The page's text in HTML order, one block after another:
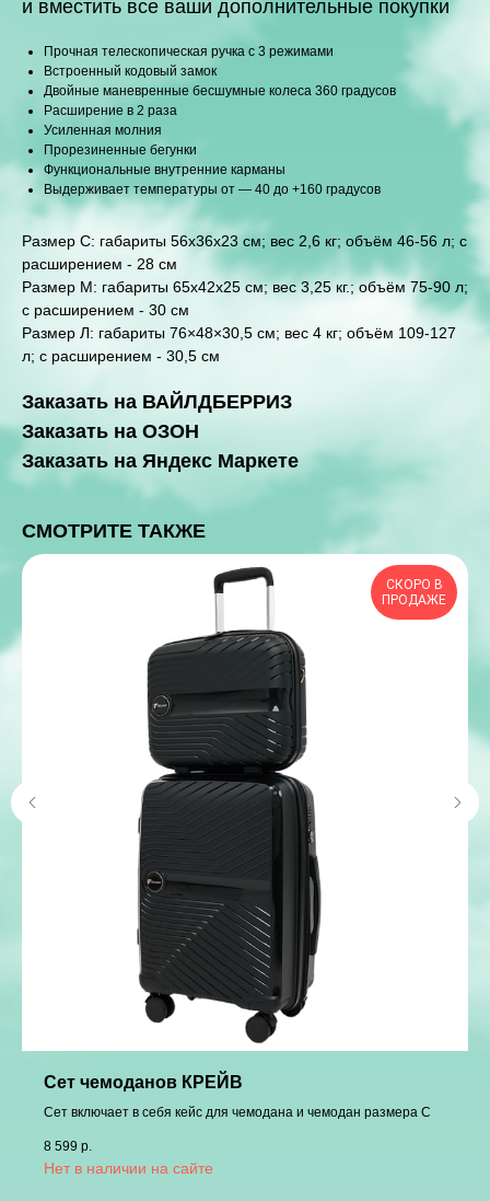
и вместить все ваши дополнительные покупки
Прочная телескопическая ручка с 3 режимами
Встроенный кодовый замок
Двойные маневренные бесшумные колеса 360 градусов
Расширение в 2 раза
Усиленная молния
Прорезиненные бегунки
Функциональные внутренние карманы
Выдерживает температуры от — 40 до +160 градусов
Размер С: габариты 56x36x23 см; вес 2,6 кг; объём 46-56 л; с
расширением - 28 см
Размер M: габариты 65х42х25 см; вес 3,25 кг.; объём 75-90 л;
с расширением - 30 см
Размер Л: габариты 76×48×30,5 см; вес 4 кг; объём 109-127
л; с расширением - 30,5 см
Заказать на ВАЙЛДБЕРРИЗ
Заказать на ОЗОН
Заказать на Яндекс Маркете
СМОТРИТЕ ТАКЖЕ
СКОРО В
ПРОДАЖЕ
Сет чемоданов КРЕЙВ
Сет включает в себя кейс для чемодана и чемодан размера С
8 599 р.